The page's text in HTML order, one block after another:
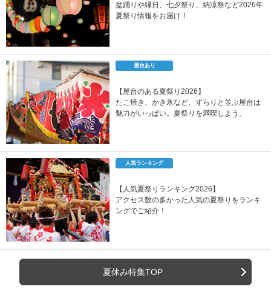
盆踊りや縁日、七夕祭り、納涼祭など2026年
夏祭り情報をお届け！
屋台あり
【屋台のある夏祭り2026】
たこ焼き、かき氷など、ずらりと並ぶ屋台は
魅力がいっぱい。夏祭りを満喫しよう。
人気ランキング
【人気夏祭りランキング2026】
アクセス数の多かった人気の夏祭りをランキ
ングでご紹介！
夏休み特集TOP